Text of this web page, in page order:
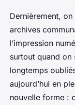
Dernièrement,
archives
l’impression
surtout quand on
longtemps
aujourd’hui en
nouvelle forme :